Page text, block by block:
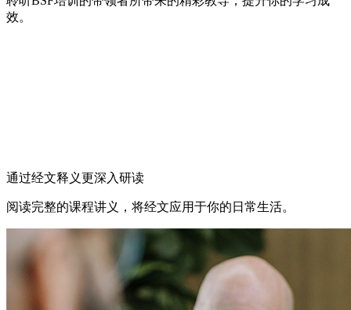
效。
通过经文释义更深入研读
阅读完整的课程讲义，将经文应用于你的日常生活。